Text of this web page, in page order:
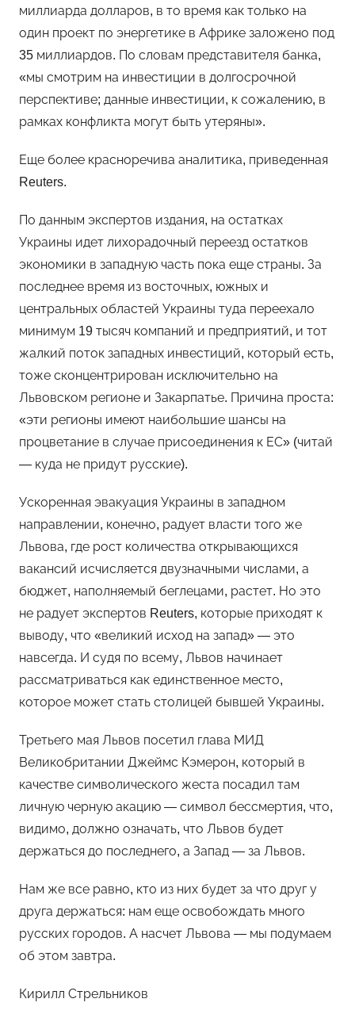
миллиарда долларов, в то время как только на
один проект по энергетике в Африке заложено под
35 миллиардов. По словам представителя банка,
«мы смотрим на инвестиции в долгосрочной
перспективе; данные инвестиции, к сожалению, в
рамках конфликта могут быть утеряны».
Еще более красноречива аналитика, приведенная
Reuters.
По данным экспертов издания, на остатках
Украины идет лихорадочный переезд остатков
экономики в западную часть пока еще страны. За
последнее время из восточных, южных и
центральных областей Украины туда переехало
минимум 19 тысяч компаний и предприятий, и тот
жалкий поток западных инвестиций, который есть,
тоже сконцентрирован исключительно на
Львовском регионе и Закарпатье. Причина проста:
«эти регионы имеют наибольшие шансы на
процветание в случае присоединения к ЕС» (читай
— куда не придут русские).
Ускоренная эвакуация Украины в западном
направлении, конечно, радует власти того же
Львова, где рост количества открывающихся
вакансий исчисляется двузначными числами, а
бюджет, наполняемый беглецами, растет. Но это
не радует экспертов Reuters, которые приходят к
выводу, что «великий исход на запад» — это
навсегда. И судя по всему, Львов начинает
рассматриваться как единственное место,
которое может стать столицей бывшей Украины.
Третьего мая Львов посетил глава МИД
Великобритании Джеймс Кэмерон, который в
качестве символического жеста посадил там
личную черную акацию — символ бессмертия, что,
видимо, должно означать, что Львов будет
держаться до последнего, а Запад — за Львов.
Нам же все равно, кто из них будет за что друг у
друга держаться: нам еще освобождать много
русских городов. А насчет Львова — мы подумаем
об этом завтра.
Кирилл Стрельников